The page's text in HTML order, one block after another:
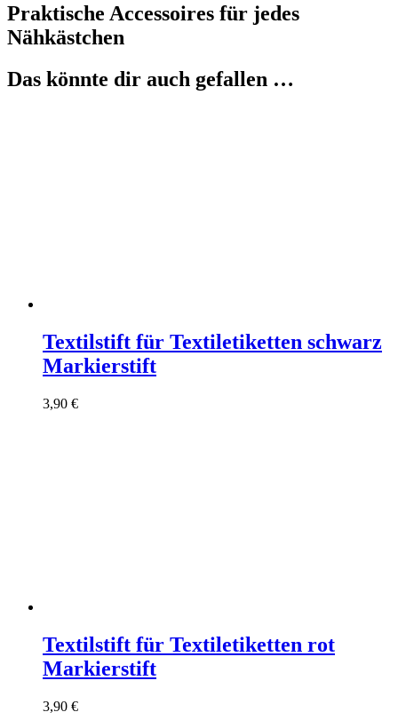
Praktische Accessoires für jedes
Nähkästchen
Das könnte dir auch gefallen …
Textilstift für Textiletiketten schwarz
Markierstift
3,90 €
Textilstift für Textiletiketten rot
Markierstift
3,90 €